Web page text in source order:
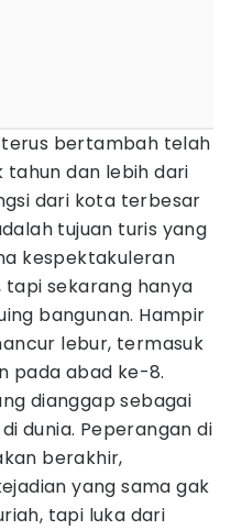
terus bertambah telah
tahun dan lebih dari
dari kota terbesar
tujuan turis yang
kespektakuleran
sekarang hanya
bangunan. Hampir
lebur, termasuk
pada abad ke-8.
dianggap sebagai
dunia. Peperangan di
berakhir,
yang sama gak
tapi luka dari